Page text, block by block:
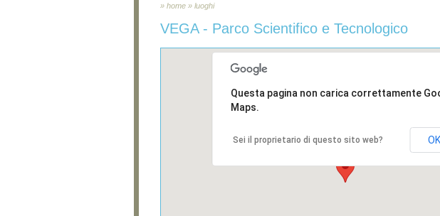
» home » luoghi
VEGA - Parco Scientifico e Tecnologico
Questa pagina non carica correttamente
Maps.
Sei il proprietario di questo sito web? OK